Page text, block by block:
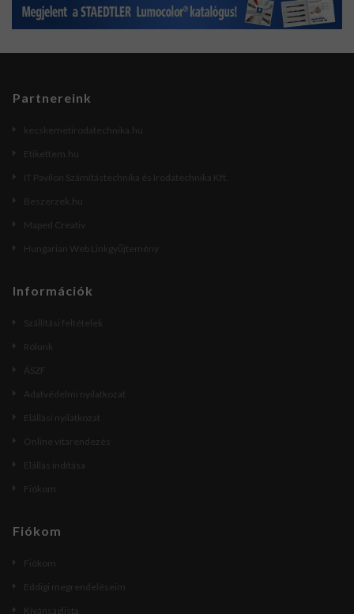
Partnereink
kecskemetirodatechnika.hu
Etikettem.hu
IT Pavilon Számítástechnika és Irodatechnika Kft.
Beszerzek.hu
Maped Creativ
Hungarian Web Linkgyűjtemény
Információk
Szállítási feltételek
Rólunk
ÁSZF
Adatvédelmi nyilatkozat
Elállási nyilatkozat
Online vitarendezés
Elállás indítása
Fiókom
Fiókom
Fiókom
Eddigi megrendeléseim
Kívánságlista